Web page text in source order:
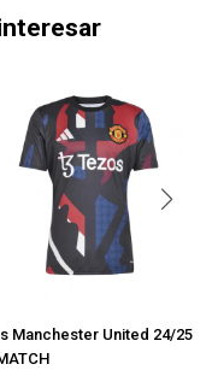
Manchester United 24/25